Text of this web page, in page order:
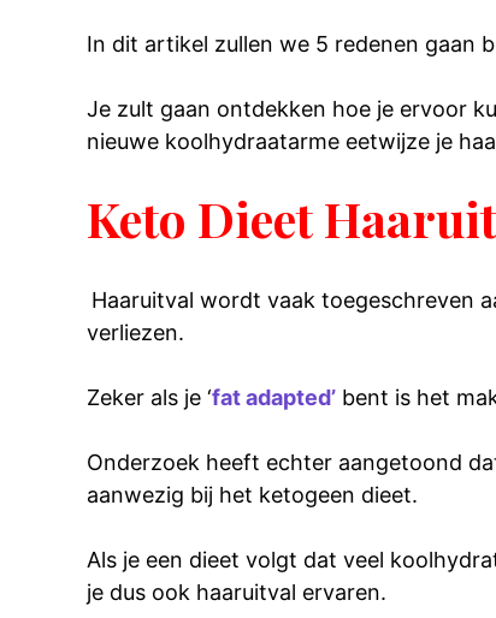
In dit artikel zullen we 5 redenen gaan
Je zult gaan ontdekken hoe je ervoor
nieuwe koolhydraatarme eetwijze je
Keto Dieet
Haaruitval wordt vaak toegeschreven
verliezen.
Zeker als je ‘fat adapted’ bent is het
Onderzoek heeft echter aangetoond
aanwezig bij het ketogeen dieet.
Als je een dieet volgt dat veel
je dus ook haaruitval ervaren.